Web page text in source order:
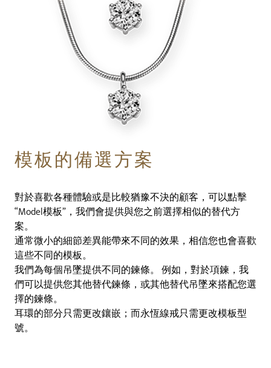
模板的備選方案
對於喜歡各種體驗或是比較猶豫不決的顧客，可以點擊
“Model模板”，我們會提供與您之前選擇相似的替代方
案。
通常微小的細節差異能帶來不同的效果，相信您也會喜歡
這些不同的模板。
我們為每個吊墜提供不同的鍊條。 例如，對於項鍊，我
們可以提供您其他替代鍊條，或其他替代吊墜來搭配您選
擇的鍊條。
耳環的部分只需更改鑲嵌；而永恆線戒只需更改模板型
號。